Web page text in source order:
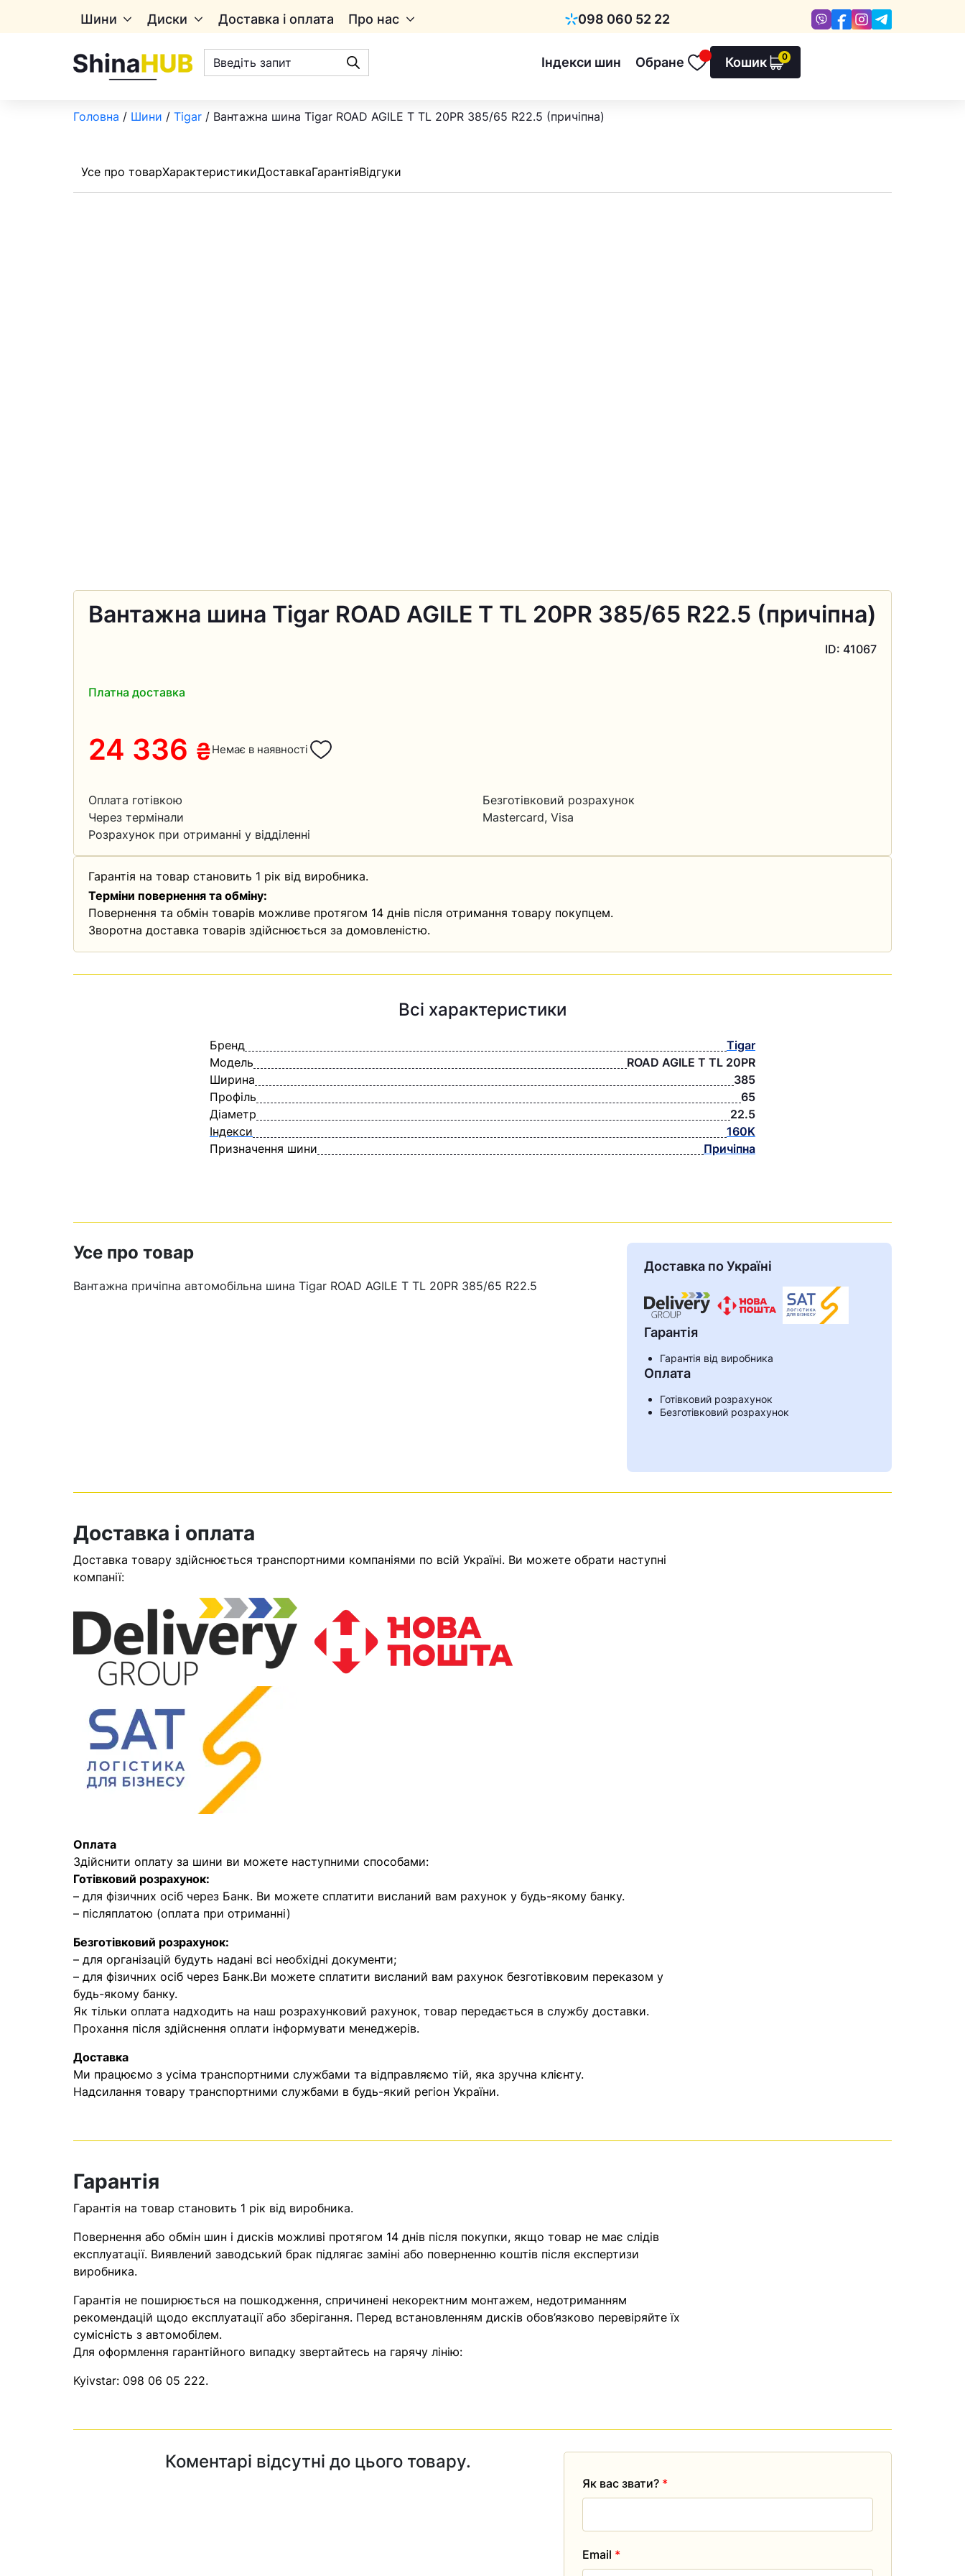
Шини Диски Доставка і оплата Про нас 098 060 52 22
Київстар
ViberFacebookInstagram
Пошук
товарів
Індекси шин Обране
Обране Кошик 0
Кошик
У кошику немає товарів.
Оператор зв’яжеться з вами
найближчим часом
Головна / Шини / Tigar / Вантажна шина Tigar ROAD AGILE T TL 20PR 385/65 R22.5 (причіпна)
Усе про товарХарактеристикиДоставкаГарантіяВідгуки
Вантажна шина Tigar ROAD AGILE T TL 20PR 385/65 R22.5 (причіпна)
ID: 41067
Платна доставка
24 336 ₴Немає в наявності
Оплата готівкою
Безготівковий розрахунок
Через термінали
Mastercard, Visa
Розрахунок при отриманні у відділенні
Гарантія на товар становить 1 рік від виробника.
Терміни повернення та обміну:
Повернення та обмін товарів можливе протягом 14 днів після отримання товару покупцем.
Зворотна доставка товарів здійснюється за домовленістю.
Всі характеристики
Бренд
Tigar
Модель
ROAD AGILE T TL 20PR
Ширина
385
Профіль
65
Діаметр
22.5
Індекси
160K
Призначення шини
Причіпна
Усе про товар
Вантажна причіпна автомобільна шина Tigar ROAD AGILE T TL 20PR 385/65 R22.5
Доставка по Україні
Гарантія
Гарантія від виробника
Оплата
Готівковий розрахунок
Безготівковий розрахунок
Доставка і оплата
Доставка товару здійснюється транспортними компаніями по всій Україні. Ви можете обрати наступні
компанії:
Оплата
Здійснити оплату за шини ви можете наступними способами:
Готівковий розрахунок:
– для фізичних осіб через Банк. Ви можете сплатити висланий вам рахунок у будь-якому банку.
– післяплатою (оплата при отриманні)
Безготівковий розрахунок:
– для організацій будуть надані всі необхідні документи;
– для фізичних осіб через Банк.Ви можете сплатити висланий вам рахунок безготівковим переказом у
будь-якому банку.
Як тільки оплата надходить на наш розрахунковий рахунок, товар передається в службу доставки.
Прохання після здійснення оплати інформувати менеджерів.
Доставка
Ми працюємо з усіма транспортними службами та відправляємо тій, яка зручна клієнту.
Надсилання товару транспортними службами в будь-який регіон України.
Гарантія
Гарантія на товар становить 1 рік від виробника.
Повернення або обмін шин і дисків можливі протягом 14 днів після покупки, якщо товар не має слідів
експлуатації. Виявлений заводський брак підлягає заміні або поверненню коштів після експертизи
виробника.
Гарантія не поширюється на пошкодження, спричинені некоректним монтажем, недотриманням
рекомендацій щодо експлуатації або зберігання. Перед встановленням дисків обов’язково перевіряйте їх
сумісність з автомобілем.
Для оформлення гарантійного випадку звертайтесь на гарячу лінію:
Kyivstar: 098 06 05 222.
Коментарі відсутні до цього товару.
Як вас звати? *
Email *